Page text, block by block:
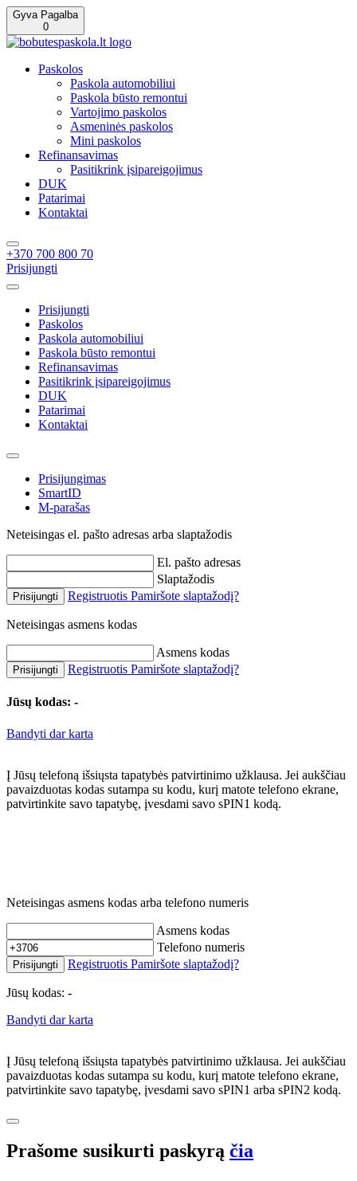
Gyva Pagalba
0
Paskolos
Paskola automobiliui
Paskola būsto remontui
Vartojimo paskolos
Asmeninės paskolos
Mini paskolos
Refinansavimas
Pasitikrink įsipareigojimus
DUK
Patarimai
Kontaktai
+370 700 800 70
Prisijungti
Prisijungti
Paskolos
Paskola automobiliui
Paskola būsto remontui
Refinansavimas
Pasitikrink įsipareigojimus
DUK
Patarimai
Kontaktai
Prisijungimas
SmartID
M-parašas
Neteisingas el. pašto adresas arba slaptažodis
El. pašto adresas
Slaptažodis
Prisijungti Registruotis Pamiršote slaptažodį?
Neteisingas asmens kodas
Asmens kodas
Prisijungti Registruotis Pamiršote slaptažodį?
Jūsų kodas: -
Bandyti dar karta
Į Jūsų telefoną išsiųsta tapatybės patvirtinimo užklausa. Jei aukščiau
pavaizduotas kodas sutampa su kodu, kurį matote telefono ekrane,
patvirtinkite savo tapatybę, įvesdami savo sPIN1 kodą.
Neteisingas asmens kodas arba telefono numeris
Asmens kodas
Telefono numeris
Prisijungti Registruotis Pamiršote slaptažodį?
Jūsų kodas: -
Bandyti dar karta
Į Jūsų telefoną išsiųsta tapatybės patvirtinimo užklausa. Jei aukščiau
pavaizduotas kodas sutampa su kodu, kurį matote telefono ekrane,
patvirtinkite savo tapatybę, įvesdami savo sPIN1 arba sPIN2 kodą.
Prašome susikurti paskyrą čia